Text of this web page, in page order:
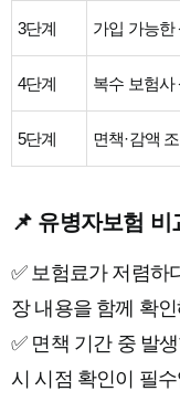
3단계 가입 가능한
4단계 복수 보험사
5단계 면책·감액
📌 유병자보험 비
✅ 보험료가 저렴하
장 내용을 함께 확
✅ 면책 기간 중 발
시 시점 확인이 필